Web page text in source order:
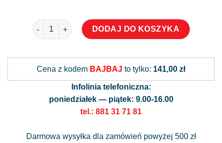
ilość Okleina na witrynę dla barbera
DODAJ DO KOSZYKA
Cena z kodem BAJBAJ to tylko: 141,00 zł
Infolinia telefoniczna:
poniedziałek — piątek: 9.00-16.00
tel.: 881 31 71 81
Darmowa wysyłka dla zamówień powyżej 500 zł